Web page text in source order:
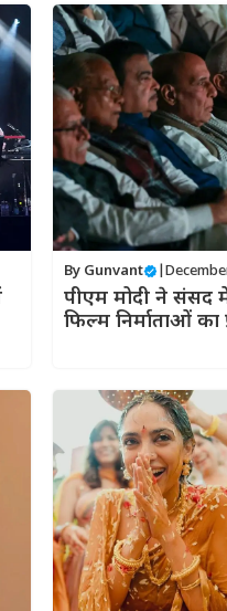
By Gunvant |
पीएम मोदी ने संसद में
फिल्म निर्माताओं का